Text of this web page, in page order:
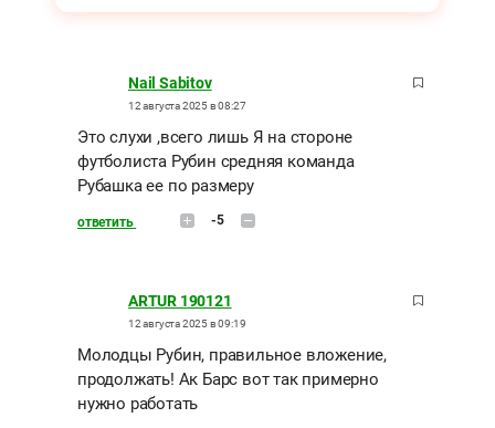
Nail Sabitov
12 августа 2025 в 08:27
Это слухи ,всего лишь Я на стороне
футболиста Рубин средняя команда
Рубашка ее по размеру
ответить -5
ARTUR 190121
12 августа 2025 в 09:19
Молодцы Рубин, правильное вложение,
продолжать! Ак Барс вот так примерно
нужно работать